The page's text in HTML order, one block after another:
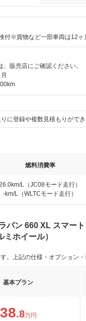
付※貨物など一部車両は12ヶ
、販売店にご確認ください。
に登録や複数見積もりができ
燃料消費率
L（JC08モード走行）
-km/L（WLTCモード走行）
パン 660 XL スマー
ホイール）
上記の仕様・オプション・
基本プラン
38.8万円